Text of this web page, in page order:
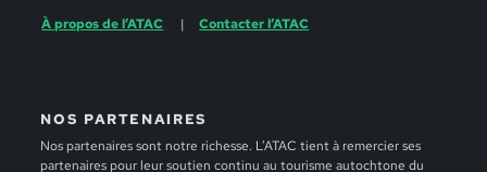
À propos de l’ATAC
Contacter l’ATAC
NOS PARTENAIRES
Nos partenaires sont notre richesse. L’ATAC tient à remercier ses
partenaires pour leur soutien continu au tourisme autochtone du